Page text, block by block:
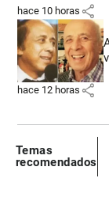
hace 10 horas share
hace 12 horas share
Temas
recomendados